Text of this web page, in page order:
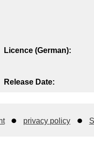
Licence (German):
Release Date:
privacy policy